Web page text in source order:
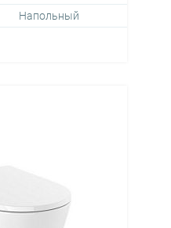
Напольный